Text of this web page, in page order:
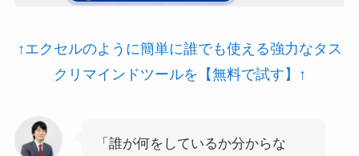
↑エクセルのように簡単に誰でも使える強力なタス
クリマインドツールを【無料で試す】↑
「誰が何をしているか分からな